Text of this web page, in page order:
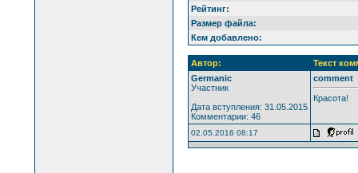
Рейтинг:
Размер файла:
Кем добавлено:
Автор:
Текст
Germanic
Участник
Дата вступления: 31.05.2015
Комментарии: 46
comment
Красота!
02.05.2016 08:17